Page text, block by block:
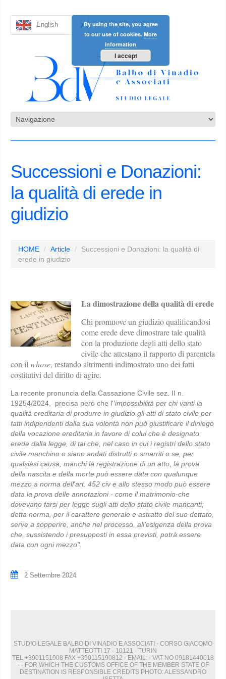
English
Successioni e Donazioni:
la qualità di erede in
giudizio
HOME Article
Successioni e Donazioni: la qualità di
erede in giudizio
La dimostrazione della qualità di erede
Chi promuove un giudizio qualificandosi
come erede deve dimostrare tale qualità
con la produzione degli atti dello stato
civile che attestano il rapporto di parentela
con il whose, restando altrimenti indimostrato uno dei fatti
costitutivi del diritto di agire.
La recente pronuncia della Cassazione Civile sez. II n.
19254/2024, precisa però che l''impossibilità per chi vanti la
qualità ereditaria di produrre in giudizio gli atti di stato civile per
fatti indipendenti dalla sua volontà non può giustificare il diniego
della vocazione ereditaria in favore di colui che è designato
erede dalla legge, di tal che, nel caso in cui i registri dello stato
civile manchino o siano andati distrutti o smarriti o se, per
qualsiasi causa, manchi la registrazione di un atto, la prova
della nascita e della morte può essere data con qualunque
mezzo a norma dell'art. 452 civ e allo stesso modo può essere
data la prova delle annotazioni - come il matrimonio-che
dovevano farsi per legge sugli atti dello stato civile mancanti;
detta norma, per il carattere generale e astratto del suo dettato,
serve a sopperire, anche nel processo, all'esigenza della prova
che, sussistendo i presupposti in essa previsti, potrà essere
data con ogni mezzo".
2 Settembre 2024
STUDIO LEGALE BALBO DI VINADIO E ASSOCIATI - CORSO GIACOMO
MATTEOTTI 17 - 10121 - TURIN
TEL +3901151908 FAX +390115190812 - EMAIL: - VAT NO 09181440018
- - FOR WHICH THE CUSTOMS OFFICE OF THE MEMBER STATE OF
DESTINATION IS RESPONSIBLE CREDITS PHOTO: ALESSANDRO
By using the site, you agree
to our use of cookies. More
information
I accept